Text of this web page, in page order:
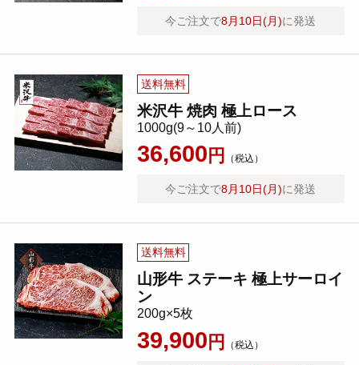
今ご注文で8月10日(月)に発送
送料無料
米沢牛 焼肉 極上ロース
1000g(9～10人前)
36,600 円 （税込）
今ご注文で8月10日(月)に発送
送料無料
山形牛 ステーキ 極上サーロイ
ン
200g×5枚
39,900 円 （税込）